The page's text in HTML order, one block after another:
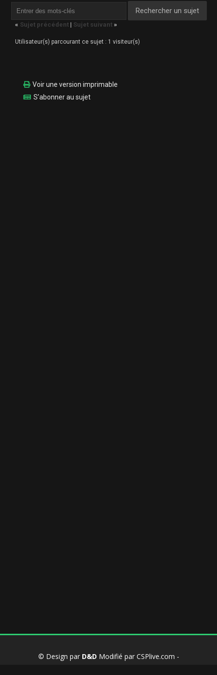
« Sujet précédent | Sujet suivant »
Utilisateur(s) parcourant ce sujet : 1 visiteur(s)
Voir une version imprimable
S’abonner au sujet
© Design par D&DModifié par CSPlive.com -